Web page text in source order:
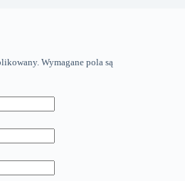
Wymagane pola są